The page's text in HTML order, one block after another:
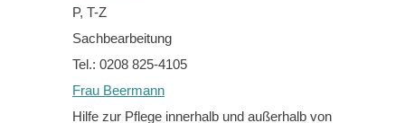
P, T-Z
Sachbearbeitung
Tel.: 0208 825-4105
Frau Beermann
Hilfe zur Pflege innerhalb und außerhalb von